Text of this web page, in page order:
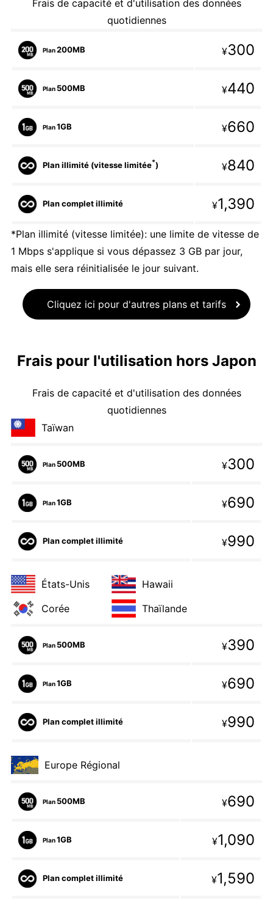
Frais de capacité et d'utilisation des données
quotidiennes
Plan200MB ¥300
Plan 500MB ¥440
Plan1GB ¥660
Plan illimité (vitesse limitée*) ¥840
Plan complet illimité ¥1,390
*Plan illimité (vitesse limitée): une limite de vitesse de
1 Mbps s'applique si vous dépassez 3 GB par jour,
mais elle sera réinitialisée le jour suivant.
Cliquez ici pour d'autres plans et tarifs
Frais pour l'utilisation hors Japon
Frais de capacité et d'utilisation des données
quotidiennes
Taïwan
Plan 500MB ¥300
Plan1GB ¥690
Plan complet illimité ¥990
États-Unis
Hawaii
Corée
Thaïlande
Plan 500MB ¥390
Plan1GB ¥690
Plan complet illimité ¥990
Europe Régional
Plan 500MB ¥690
Plan1GB ¥1,090
Plan complet illimité ¥1,590